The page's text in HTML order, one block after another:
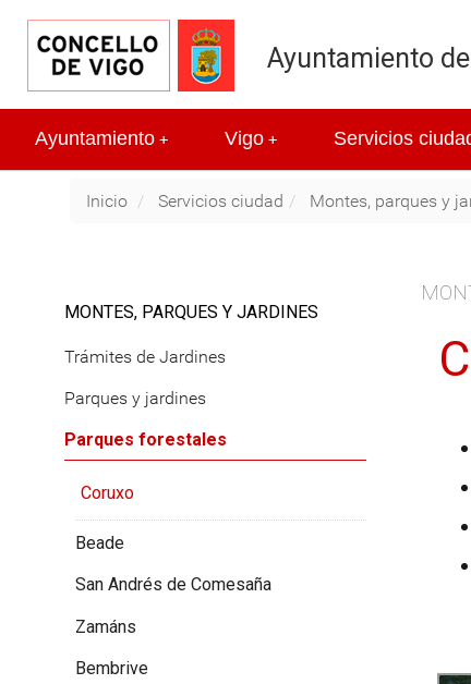
Ayuntamiento
+
Ayuntamiento +
Vigo Servicios
Inicio Servicios ciudad Montes, parques y
MONTES, PARQUES Y JARDINES
Trámites de Jardines
Parques y jardines
Parques forestales
Coruxo
Beade
San Andrés de Comesaña
Zamáns
Bembrive